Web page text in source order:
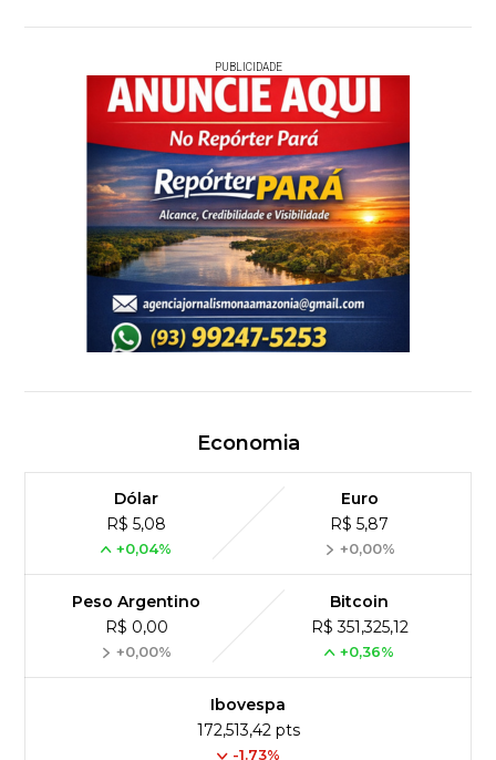
PUBLICIDADE
Economia
Dólar
R$ 5,08
+0,04%
Euro
R$ 5,87
+0,00%
Peso Argentino
R$ 0,00
+0,00%
Bitcoin
R$ 351,325,12
+0,36%
Ibovespa
172,513,42 pts
-1.73%